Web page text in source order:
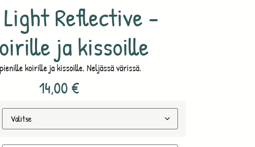
Reflective -
ja kissoille
koirille ja kissoille. Neljässä värissä.
14,00€